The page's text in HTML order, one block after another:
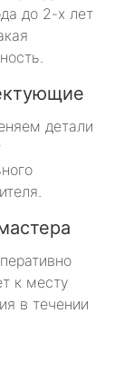
до 2-х лет
детали
к месту
в течении